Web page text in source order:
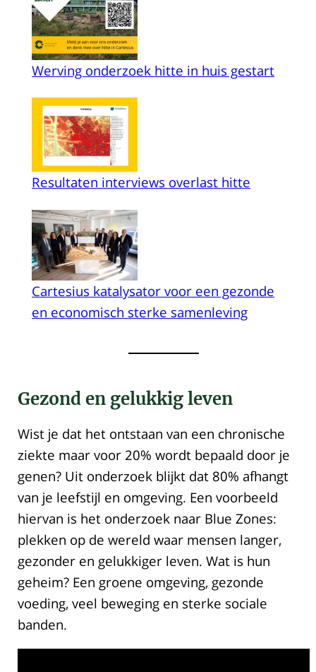
Werving onderzoek hitte in huis gestart
Resultaten interviews overlast hitte
Cartesius katalysator voor een gezonde
en economisch sterke samenleving
Gezond en gelukkig leven
Wist je dat het ontstaan van een chronische
ziekte maar voor 20% wordt bepaald door je
genen? Uit onderzoek blijkt dat 80% afhangt
van je leefstijl en omgeving. Een voorbeeld
hiervan is het onderzoek naar Blue Zones:
plekken op de wereld waar mensen langer,
gezonder en gelukkiger leven. Wat is hun
geheim? Een groene omgeving, gezonde
voeding, veel beweging en sterke sociale
banden.